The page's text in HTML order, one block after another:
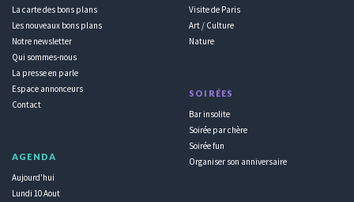
La carte des bons plans
Les nouveaux bons plans
Notre newsletter
Qui sommes-nous
La presse en parle
Espace annonceurs
Contact
AGENDA
Aujourd'hui
Lundi 10 Aout
Visite de Paris
Art / Culture
Nature
SOIRÉES
Bar insolite
Soirée par chère
Soirée fun
Organiser son anniversaire